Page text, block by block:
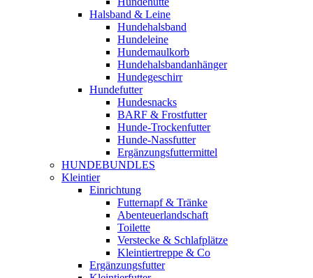
Halsband & Leine
Hundehalsband
Hundeleine
Hundemaulkorb
Hundehalsbandanhänger
Hundegeschirr
Hundefutter
Hundesnacks
BARF & Frostfutter
Hunde-Trockenfutter
Hunde-Nassfutter
Ergänzungsfuttermittel
HUNDEBUNDLES
Kleintier
Einrichtung
Futternapf & Tränke
Abenteuerlandschaft
Toilette
Verstecke & Schlafplätze
Kleintiertreppe & Co
Ergänzungsfutter